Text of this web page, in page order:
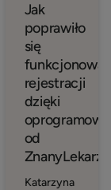
Jak
poprawiło
się
rejestracji
dzięki
od
ZnanyLekarz?
Katarzyna